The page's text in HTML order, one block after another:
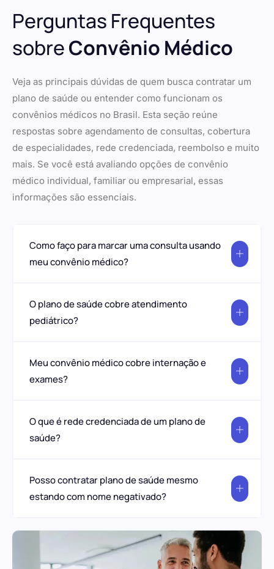
Perguntas Frequentes
sobreConvênio Médico
Veja as principais dúvidas de quem busca contratar um
plano de saúde ou entender como funcionam os
convênios médicos no Brasil. Esta seção reúne
respostas sobre agendamento de consultas, cobertura
de especialidades, rede credenciada, reembolso e muito
mais. Se você está avaliando opções de convênio
médico individual, familiar ou empresarial, essas
informações são essenciais.
Como faço para marcar uma consulta usando
meu convênio médico?
O plano de saúde cobre atendimento
pediátrico?
Meu convênio médico cobre internação e
exames?
O que é rede credenciada de um plano de
saúde?
Posso contratar plano de saúde mesmo
estando com nome negativado?